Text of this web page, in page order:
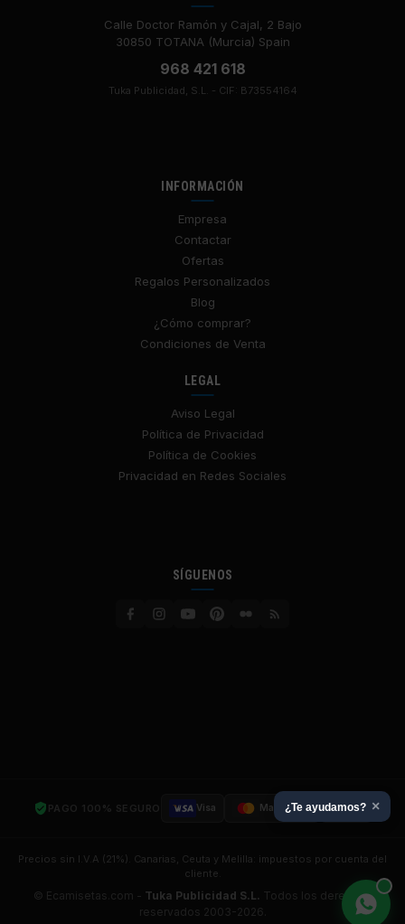
Calle Doctor Ramón y Cajal, 2 Bajo
30850 TOTANA (Murcia) Spain
968 421 618
Tuka Publicidad, S.L. - CIF: B73554164
INFORMACIÓN
Empresa
Contactar
Ofertas
Regalos Personalizados
Blog
¿Cómo comprar?
Condiciones de Venta
LEGAL
Aviso Legal
Política de Privacidad
Política de Cookies
Privacidad en Redes Sociales
SÍGUENOS
PAGO 100% SEGURO Visa Mastercard SSL
Precios sin I.V.A (21%). Canarias, Ceuta y Melilla: impuestos por cuenta del
cliente.
© Ecamisetas.com - Tuka Publicidad S.L. Todos los derechos
reservados 2003-2026.
¿Te ayudamos? ×